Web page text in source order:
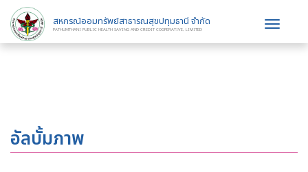
สหกรณ์ออมทรัพย์สาธารณสุขปทุมธานี จำกัด
PATHUMTHANI PUBLIC HEALTH SAVING AND CREDIT COOPERATIVE, LIMITED
Toggle
อัลบั้มภาพ